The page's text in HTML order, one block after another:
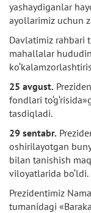
yashaydiganlar
ayollarimiz uchun
Davlatimiz rahbari
mahallalar
25 avgust.
fondlari
tasdiqladi.
29 sentabr.
oshirilayotgan
bilan tanishish
viloyatlarida bo‘ldi.
Prezidentimiz
tumanidagi